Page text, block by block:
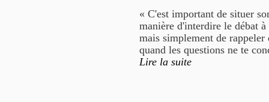
« C'est important de situer
manière d'interdire le débat
mais simplement de
quand les questions ne te
Lire la suite